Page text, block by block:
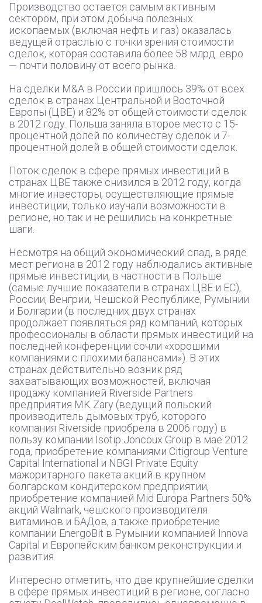
Производство остается самым активным
сектором, при этом добыча полезных
ископаемых (включая нефть и газ) оказалась
ведущей отраслью с точки зрения стоимости
сделок, которая составила более 58 млрд. евро
— почти половину от всего рынка.
На сделки M&A в России пришлось 39% от всех
сделок в странах Центральной и Восточной
Европы (ЦВЕ) и 82% от общей стоимости сделок
в 2012 году. Польша заняла второе место с 15-
процентной долей по количеству сделок и 7-
процентной долей в общей стоимости сделок.
Поток сделок в сфере прямых инвестиций в
странах ЦВЕ также снизился в 2012 году, когда
многие инвесторы, осуществляющие прямые
инвестиции, только изучали возможности в
регионе, но так и не решились на конкретные
шаги.
Несмотря на общий экономический спад, в ряде
мест региона в 2012 году наблюдались активные
прямые инвестиции, в частности в Польше
(самые лучшие показатели в странах ЦВЕ и ЕС),
России, Венгрии, Чешской Республике, Румынии
и Болгарии (в последних двух странах
продолжает появляться ряд компаний, которых
профессионалы в области прямых инвестиций на
последней конференции сочли «хорошими
компаниями с плохими балансами»). В этих
странах действительно возник ряд
захватывающих возможностей, включая
продажу компанией Riverside Partners
предприятия MK Zary (ведущий польский
производитель дымовых труб, которого
компания Riverside приобрела в 2006 году) в
пользу компании Isotip Joncoux Group в мае 2012
года, приобретение компаниями Citigroup Venture
Capital International и NBGI Private Equity
мажоритарного пакета акций в крупном
болгарском кондитерском предприятии,
приобретение компанией Mid Europa Partners 50%
акций Walmark, чешского производителя
витаминов и БАДов, а также приобретение
компании EnergoBit в Румынии компанией Innova
Capital и Европейским банком реконструкции и
развития.
Интересно отметить, что две крупнейшие сделки
в сфере прямых инвестиций в регионе, согласно